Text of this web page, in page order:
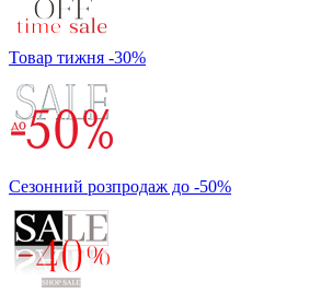
Товар тижня -30%
Сезонний розпродаж до -50%